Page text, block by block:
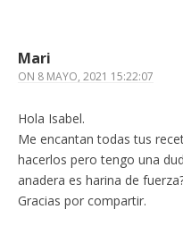
Mari
ON 8 MAYO, 2021 15:22:07
Hola Isabel.
Me encantan todas tus
hacerlos pero tengo una
anadera es harina de
Gracias por compartir.